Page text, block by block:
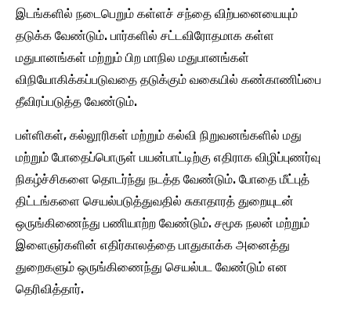
இடங்களில் நடைபெறும் கள்ளச் சந்தை விற்பனையையும்
தடுக்க வேண்டும். பார்களில் சட்டவிரோதமாக கள்ள
மதுபானங்கள் மற்றும் பிற மாநில மதுபானங்கள்
விநியோகிக்கப்படுவதை தடுக்கும் வகையில் கண்காணிப்பை
தீவிரப்படுத்த வேண்டும்.
பள்ளிகள், கல்லூரிகள் மற்றும் கல்வி நிறுவனங்களில் மது
மற்றும் போதைப்பொருள் பயன்பாட்டிற்கு எதிராக விழிப்புணர்வு
நிகழ்ச்சிகளை தொடர்ந்து நடத்த வேண்டும். போதை மீட்புத்
திட்டங்களை செயல்படுத்துவதில் சுகாதாரத் துறையுடன்
ஒருங்கிணைந்து பணியாற்ற வேண்டும். சமூக நலன் மற்றும்
இளைஞர்களின் எதிர்காலத்தை பாதுகாக்க அனைத்து
துறைகளும் ஒருங்கிணைந்து செயல்பட வேண்டும் என
தெரிவித்தார்.